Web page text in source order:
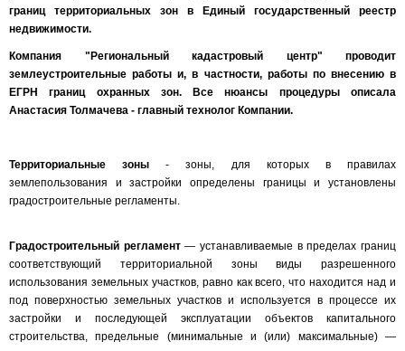
границ территориальных зон в Единый государственный реестр
недвижимости.
Компания "Региональный кадастровый центр" проводит
землеустроительные работы и, в частности, работы по внесению в
ЕГРН границ охранных зон.
Все нюансы процедуры описала
Анастасия Толмачева - главный технолог Компании.
Территориальные зоны - зоны, для которых в правилах
землепользования и застройки определены границы и установлены
градостроительные регламенты.
Градостроительный регламент— устанавливаемые в пределах границ
соответствующий территориальной зоны виды разрешенного
использования земельных участков, равно как всего, что находится над и
под поверхностью земельных участков и используется в процессе их
застройки и последующей эксплуатации объектов капитального
строительства, предельные (минимальные и (или) максимальные) —